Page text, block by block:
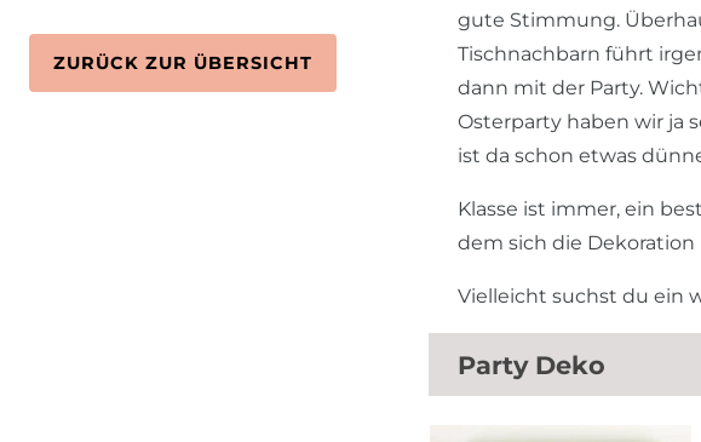
ZURÜCK ZUR ÜBERSICHT
gute Stimmung.
Tischnachbarn führt
dann mit der Party.
Osterparty haben wir ja
ist da schon etwas
Klasse ist immer, ein
dem sich die
Vielleicht suchst du ein
Party Deko